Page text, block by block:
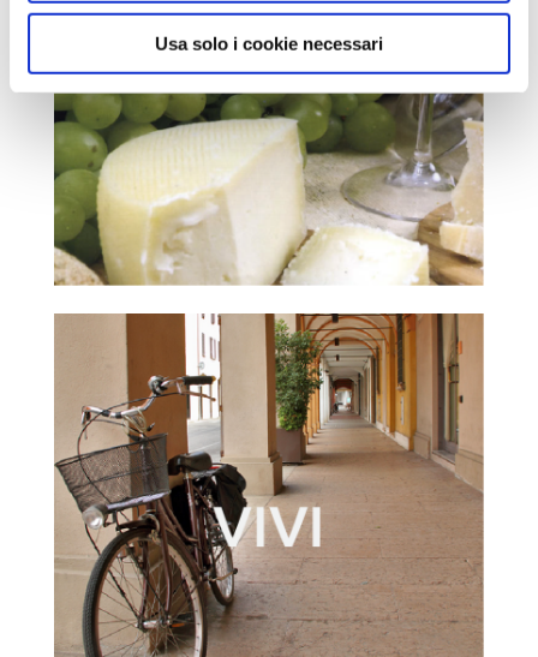
Usa solo i cookie necessari